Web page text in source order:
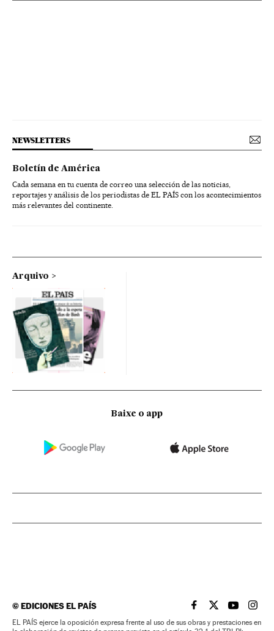
NEWSLETTERS
Boletín de América
Cada semana en tu cuenta de correo una selección de las noticias,
reportajes y análisis de los periodistas de EL PAÍS con los acontecimientos
más relevantes del continente.
Arquivo
Baixe o app
©EDICIONES EL PAÍS EL PAÍS BRASIL EN
EL PAÍSEL PAÍS
EL
EL PAÍS ejerce la oposición expresa frente al uso de sus obras y prestaciones en